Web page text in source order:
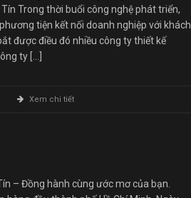
Trong thời buổi công nghệ phát triển,
tiện kết nối doanh nghiệp với khách
được điều đó nhiều công ty thiết kế
ty […]
Xem chi tiết
– Đồng hành cùng ước mơ của bạn.